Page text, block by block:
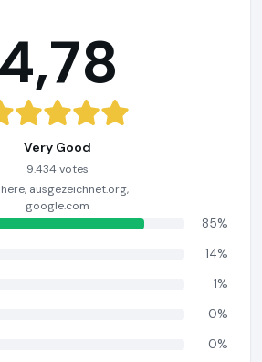
4,78
Very Good
9.434 votes
ausgezeichnet.org,
google.com
85%
14%
1%
0%
0%